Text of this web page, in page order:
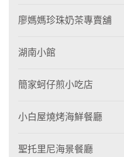
廖媽媽珍珠奶茶專賣舖
湖南小館
簡家蚵仔煎小吃店
小白屋燒烤海鮮餐廳
聖托里尼海景餐廳